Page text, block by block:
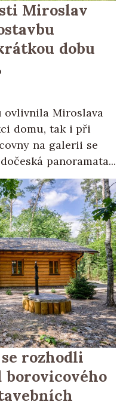
Miroslav
dobu
ovlivnila Miroslava
domu, tak i při
na galerii se
panoramata...
rozhodli